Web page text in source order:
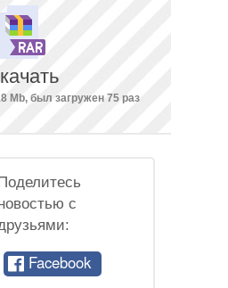
Mb, был загружен 75 раз
с
Facebook